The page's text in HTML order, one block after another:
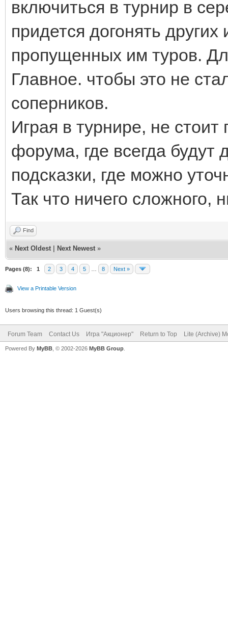
включиться в турнир в
придется догонять других
пропущенных им туров.
Главное. чтобы это не
соперников.
Играя в турнире, не
форума, где всегда будут
подсказки, где можно
Так что ничего сложного,
Find
« Next Oldest Next Newest »
Pages (8): 1 2 3 4 5 8 Next »
View a Printable Version
Users browsing this thread: 1 Guest(s)
Forum Team Contact Us Игра "Акционер" Return to Top Lite (Archive)
Powered By MyBB , © 2002-2026 MyBB Group